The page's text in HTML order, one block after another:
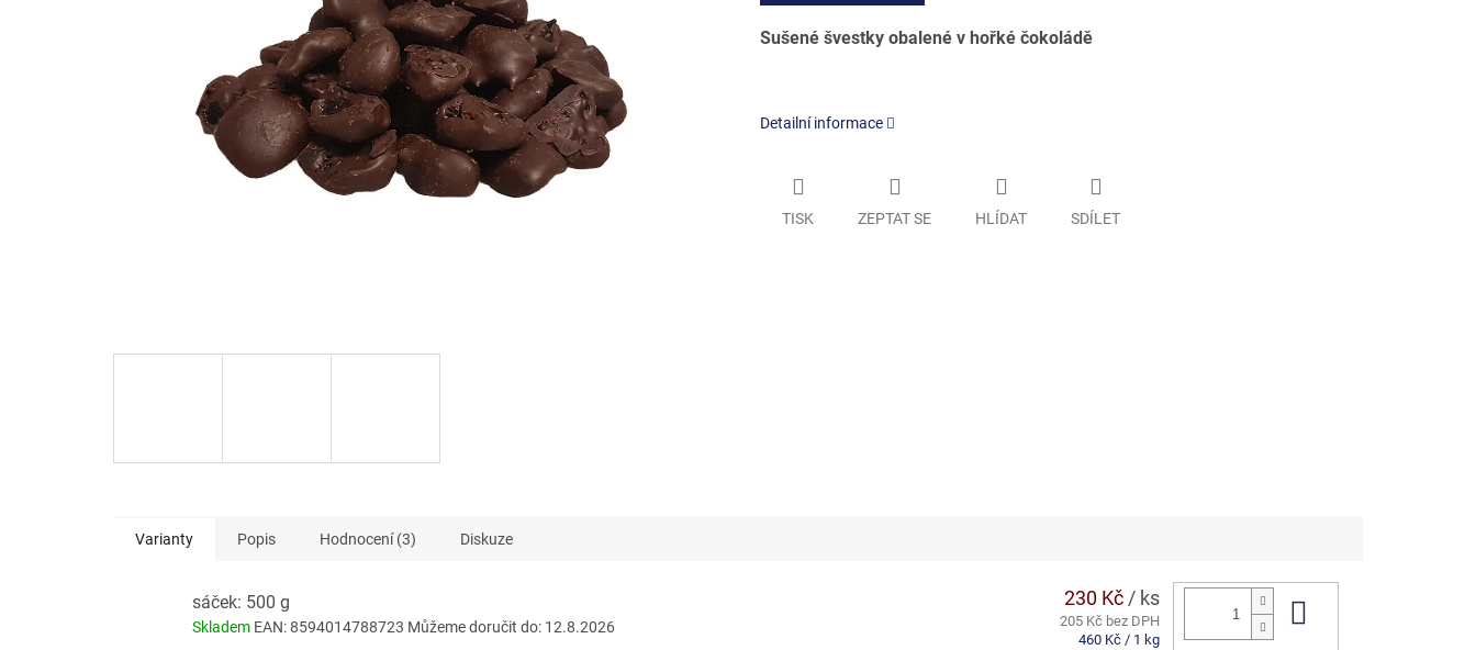
Sušené švestky obalené v hořké čokoládě
Detailní informace
TISK ZEPTAT SE HLÍDAT SDÍLET
Varianty Popis Hodnocení (3) Diskuze
sáček: 500 g
Skladem EAN:8594014788723 Můžeme doručit do: 12.8.2026
230 Kč/ ks
205 Kč bez DPH
Měrná
460 Kč / 1 kg